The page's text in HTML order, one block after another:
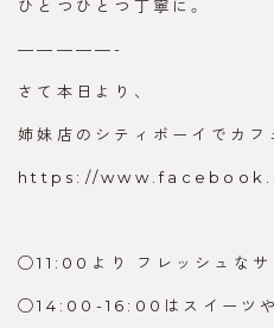
ひとつひとつ丁寧に。
—————-
さて本日より、
姉妹店のシティボーイでカフ
https://
◯11:00より フレッシュなサ
◯14:00-16:00はスイーツ